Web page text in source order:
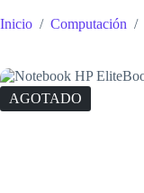
Inicio / Computación /
AGOTADO